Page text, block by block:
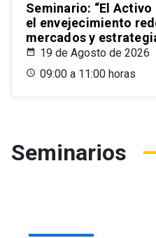
Seminario: “El
el envejecimiento
mercados y
19 de Agosto de 2026
09:00 a 11:00 horas
Seminarios